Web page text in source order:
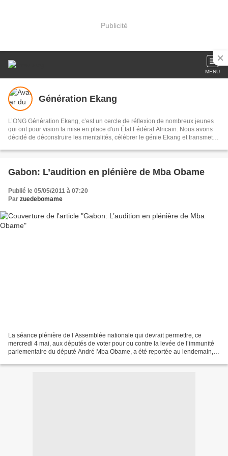
Publicité
MENU
Génération Ekang
L’ONG Génération Ekang, c’est un cercle de réflexion de nombreux jeunes
qui ont pour vision la mise en place d'un État Fédéral Africain. Nous avons
décidé de déconstruire les mentalités, célébrer le génie Ekang et transmettre
avenirs.
Gabon: L’audition en plénière de Mba Obame
Publié le 05/05/2011 à 07:20
Par zuedebomame
La séance plénière de l’Assemblée nationale qui devrait permettre, ce
mercredi 4 mai, aux députés de voter pour ou contre la levée de l’immunité
parlementaire du député André Mba Obame, a été reportée au lendemain,